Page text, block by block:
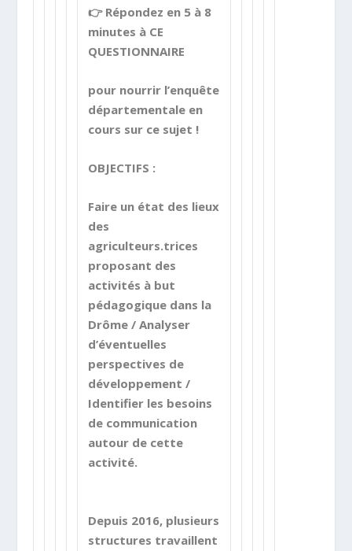
👉 Répondez en 5 à 8
minutes à CE
QUESTIONNAIRE
pour nourrir l’enquête
départementale en
cours sur ce sujet !
OBJECTIFS :
Faire un état des lieux
des
agriculteurs.trices
proposant des
activités à but
pédagogique dans la
Drôme / Analyser
d’éventuelles
perspectives de
développement /
Identifier les besoins
de communication
autour de cette
activité.
Depuis 2016, plusieurs
structures travaillent